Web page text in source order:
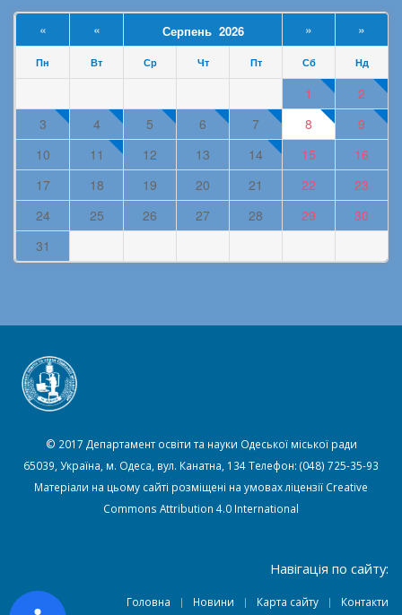
« « Серпень 2026 » »
Пн Вт Ср Чт Пт Сб Нд
1
2
3
4 5 6 7 8
9
10
11 12 13 14 15
16
17
18 19 20 21 22
23
24
25 26 27 28 29
30
31
© 2017 Департамент освіти та науки Одеської міської ради
65039, Україна, м. Одеса, вул. Канатна, 134 Телефон: (048) 725-35-93
Матеріали на цьому сайті розміщені на умовах ліцензії Creative
Commons Attribution 4.0 International
Навігація по сайту:
Головна Новини Карта сайту Контакти